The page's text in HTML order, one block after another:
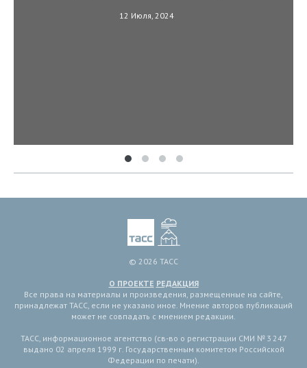
12 Июля, 2024
© 2026 ТАСС
О ПРОЕКТЕ РЕДАКЦИЯ
Все права на материалы и произведения, размещенные на сайте,
принадлежат ТАСС, если не указано иное. Мнение авторов публикаций
может не совпадать с мнением редакции.
ТАСС, информационное агентство (св-во о регистрации СМИ № 3 247
выдано 02 апреля 1999 г. Государственным комитетом Российской
Федерации по печати).